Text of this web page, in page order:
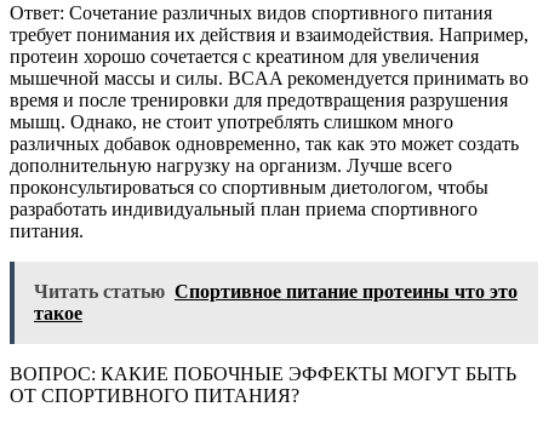
Ответ: Сочетание различных видов спортивного питания
требует понимания их действия и взаимодействия. Например,
протеин хорошо сочетается с креатином для увеличения
мышечной массы и силы. BCAA рекомендуется принимать во
время и после тренировки для предотвращения разрушения
мышц. Однако, не стоит употреблять слишком много
различных добавок одновременно, так как это может создать
дополнительную нагрузку на организм. Лучше всего
проконсультироваться со спортивным диетологом, чтобы
разработать индивидуальный план приема спортивного
питания.
Читать статью Спортивное питание протеины что это
такое
ВОПРОС: КАКИЕ ПОБОЧНЫЕ ЭФФЕКТЫ МОГУТ БЫТЬ
ОТ СПОРТИВНОГО ПИТАНИЯ?